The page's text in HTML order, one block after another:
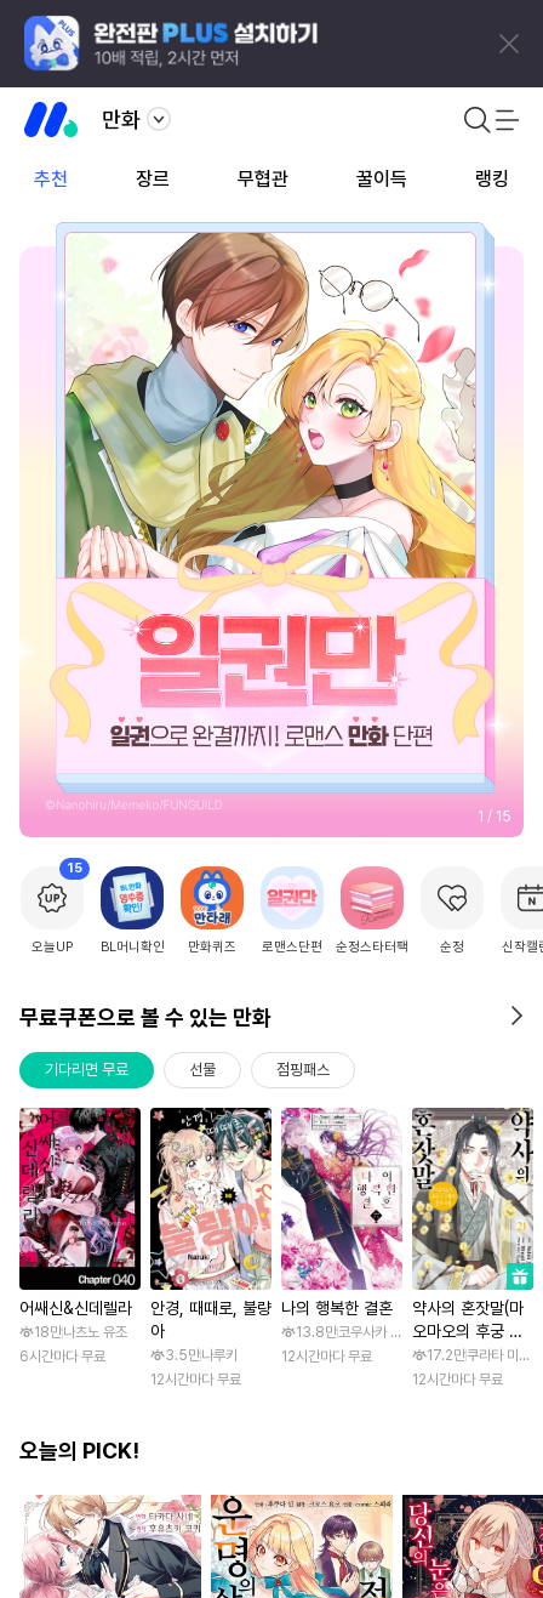
만화
추천 장르 무협관 꿀이득 랭킹
2 / 15
15
오늘UP BL머니확인 만화퀴즈 로맨스단편 순정스타터팩 순정 신작캘
무료쿠폰으로 볼 수 있는 만화
기다리면 무료 선물 점핑패스
어쌔신&신데렐라
18만나츠노 유조
6시간마다 무료
안경, 때때로, 불량
아
3.5만나루키
12시간마다 무료
나의 행복한 결혼
13.8만코우사카 리토 / 아기토기 아쿠미
12시간마다 무료
약사의 혼잣말(마
오마오의 후궁 수
수께끼 풀이수첩)
17.2만쿠라타 미노
12시간마다 무료
오늘의 PICK!